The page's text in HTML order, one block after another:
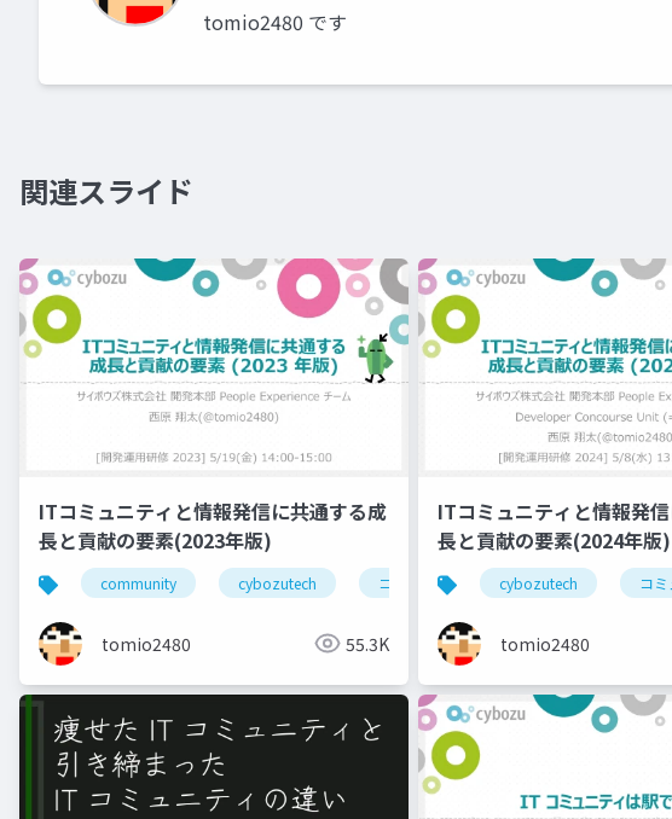
tomio2480 です
関連スライド
ITコミュニティと情報発信に共通する成
長と貢献の要素(2023年版)
community cybozutech コミュニティ 勉強会 ブロ
tomio2480 55.3K
ITコミュニティと情報発
長と貢献の要素(2024年版)
cybozutech コミ
tomio2480